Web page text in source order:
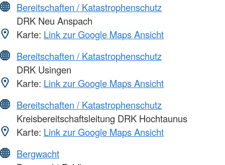
Bereitschaften / Katastrophenschutz
DRK Neu Anspach
Karte: Link zur Google Maps Ansicht
Bereitschaften / Katastrophenschutz
DRK Usingen
Karte: Link zur Google Maps Ansicht
Bereitschaften / Katastrophenschutz
Kreisbereitschaftsleitung DRK Hochtaunus
Karte: Link zur Google Maps Ansicht
Bergwacht